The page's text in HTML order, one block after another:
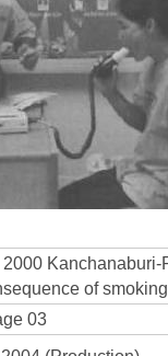
Kanchanaburi-
of
03